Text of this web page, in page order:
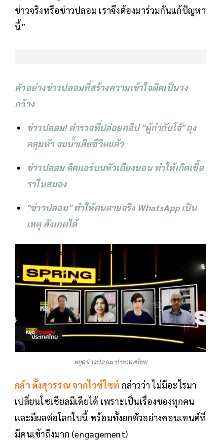
ข่าวจริงหรือข่าวปลอม เราจึงต้องมาร่วมกันแก้ปัญหา
นี้”
ตัวอย่างข่าวปลอมที่สร้างความเข้าใจผิดเป็นวง
กว้าง
ข่าวปลอม! ตำรวจที่ปล่อยคลิป "ผู้กำกับโจ้" ถุง
คลุมหัว จมน้ำเสียชีวิตแล้ว
ข่าวปลอม ติดแอร์บนหัวเตียงนอน ทำให้เกิดเชื้อ
ราในสมอง
"ข่าวปลอม" ทำให้คนตายจริง WhatsApp เป็น
เหตุ สังเกตได้
หยุดข่าวปลอม ประเทศไทย
กล้า ตั้งสุวรรณ จากไวซ์ไซท์ กล่าวว่า ไม่มีอะไรมา
เปลี่ยนโซเชียลมีเดียได้ เพราะเป็นเรื่องของทุกคน
และมีผลต่อโลกใบนี้ พร้อมทั้งยกตัวอย่างคอนเทนต์ที่
มีคนเข้าถึงมาก (engagement)